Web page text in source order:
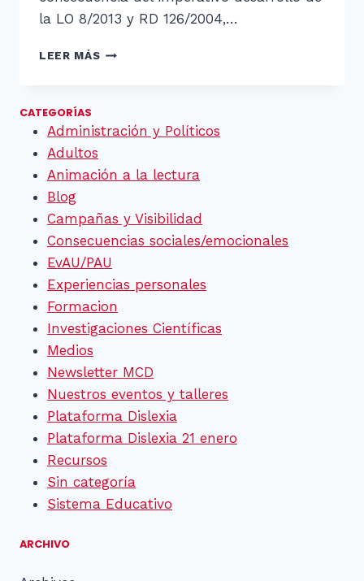
la LO 8/2013 y RD 126/2004,…
LEER MÁSPEDIMOS
CATEGORÍAS
Administración y Políticos
Adultos
Animación a la lectura
Blog
Campañas y Visibilidad
Consecuencias sociales/emocionales
EvAU/PAU
Experiencias personales
Formacion
Investigaciones Científicas
Medios
Newsletter MCD
Nuestros eventos y talleres
Plataforma Dislexia
Plataforma Dislexia 21 enero
Recursos
Sin categoría
Sistema Educativo
ARCHIVO